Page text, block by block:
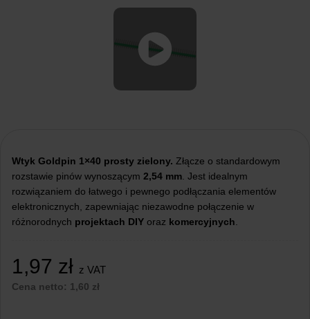
Wtyk Goldpin 1×40 prosty zielony. Złącze o standardowym
rozstawie pinów wynoszącym 2,54 mm . Jest idealnym
rozwiązaniem do łatwego i pewnego podłączania elementów
elektronicznych, zapewniając niezawodne połączenie w
różnorodnych projektach DIY oraz komercyjnych
1,97 zł z VAT
Cena netto: 1,60 zł